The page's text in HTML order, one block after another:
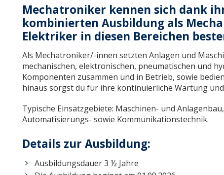
Mechatroniker kennen sich dank
kombinierten Ausbildung als
Elektriker in diesen Bereichen
Als Mechatroniker/-innen setzten Anlagen und
mechanischen, elektronischen, pneumatischen und
Komponenten zusammen und in Betrieb, sowie
hinaus sorgst du für ihre kontinuierliche Wartung
Typische Einsatzgebiete: Maschinen- und
Automatisierungs- sowie Kommunikationstechnik.
Details zur Ausbildung:
Ausbildungsdauer 3 ½ Jahre